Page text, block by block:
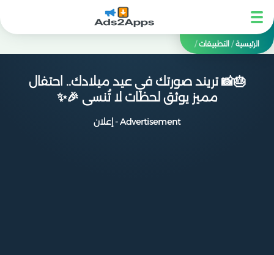
الرئيسية/ التطبيقات/
🎂📸 تريند صورتك في عيد ميلادك.. احتفال
مميز يوثق لحظات لا تُنسى 🎉✨
Advertisement - إعلان